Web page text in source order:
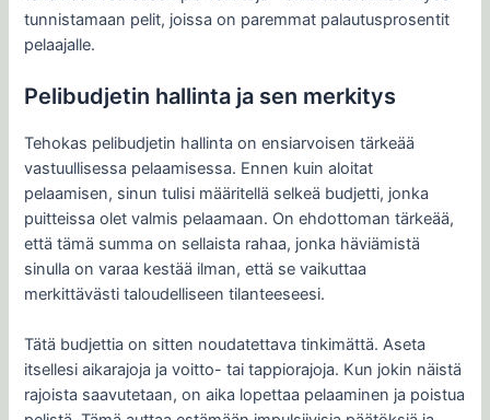
tunnistamaan pelit, joissa on paremmat palautusprosentit
pelaajalle.
Pelibudjetin hallinta ja sen merkitys
Tehokas pelibudjetin hallinta on ensiarvoisen tärkeää
vastuullisessa pelaamisessa. Ennen kuin aloitat
pelaamisen, sinun tulisi määritellä selkeä budjetti, jonka
puitteissa olet valmis pelaamaan. On ehdottoman tärkeää,
että tämä summa on sellaista rahaa, jonka häviämistä
sinulla on varaa kestää ilman, että se vaikuttaa
merkittävästi taloudelliseen tilanteeseesi.
Tätä budjettia on sitten noudatettava tinkimättä. Aseta
itsellesi aikarajoja ja voitto- tai tappiorajoja. Kun jokin näistä
rajoista saavutetaan, on aika lopettaa pelaaminen ja poistua